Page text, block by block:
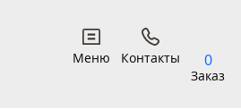
Меню Контакты 0
Заказ